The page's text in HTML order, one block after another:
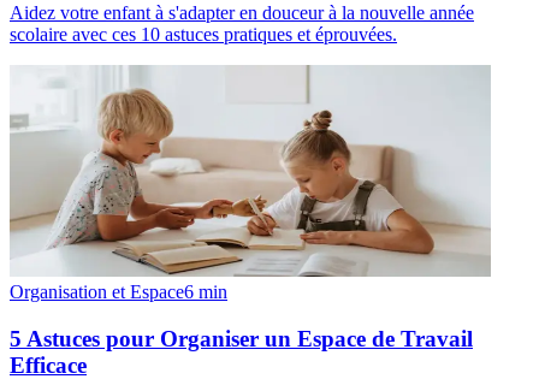
Aidez votre enfant à s'adapter en douceur à la nouvelle année
scolaire avec ces 10 astuces pratiques et éprouvées.
Organisation et Espace6 min
5 Astuces pour Organiser un Espace de Travail
Efficace